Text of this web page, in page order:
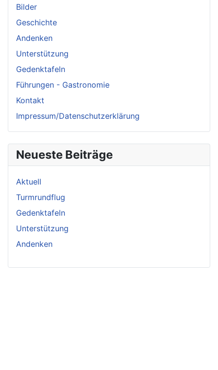
Bilder
Geschichte
Andenken
Unterstützung
Gedenktafeln
Führungen - Gastronomie
Kontakt
Impressum/Datenschutzerklärung
Neueste Beiträge
Aktuell
Turmrundflug
Gedenktafeln
Unterstützung
Andenken